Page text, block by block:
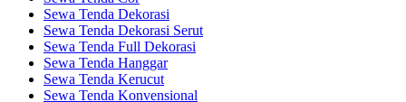
Sewa Tenda Dekorasi
Sewa Tenda Dekorasi Serut
Sewa Tenda Full Dekorasi
Sewa Tenda Hanggar
Sewa Tenda Kerucut
Sewa Tenda Konvensional